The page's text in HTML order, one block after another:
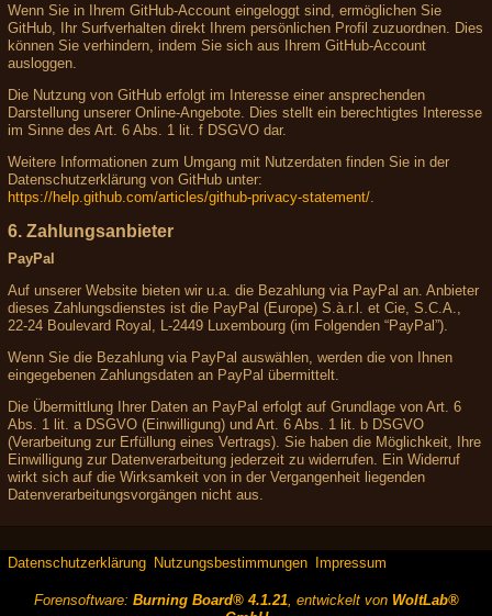
Wenn Sie in Ihrem GitHub-Account eingeloggt sind, ermöglichen Sie
GitHub, Ihr Surfverhalten direkt Ihrem persönlichen Profil zuzuordnen. Dies
können Sie verhindern, indem Sie sich aus Ihrem GitHub-Account
ausloggen.
Die Nutzung von GitHub erfolgt im Interesse einer ansprechenden
Darstellung unserer Online-Angebote. Dies stellt ein berechtigtes Interesse
im Sinne des Art. 6 Abs. 1 lit. f DSGVO dar.
Weitere Informationen zum Umgang mit Nutzerdaten finden Sie in der
Datenschutzerklärung von GitHub unter:
https://help.github.com/articles/github-privacy-statement/
6. Zahlungsanbieter
PayPal
Auf unserer Website bieten wir u.a. die Bezahlung via PayPal an. Anbieter
dieses Zahlungsdienstes ist die PayPal (Europe) S.à.r.l. et Cie, S.C.A.,
22-24 Boulevard Royal, L-2449 Luxembourg (im Folgenden “PayPal”).
Wenn Sie die Bezahlung via PayPal auswählen, werden die von Ihnen
eingegebenen Zahlungsdaten an PayPal übermittelt.
Die Übermittlung Ihrer Daten an PayPal erfolgt auf Grundlage von Art. 6
Abs. 1 lit. a DSGVO (Einwilligung) und Art. 6 Abs. 1 lit. b DSGVO
(Verarbeitung zur Erfüllung eines Vertrags). Sie haben die Möglichkeit, Ihre
Einwilligung zur Datenverarbeitung jederzeit zu widerrufen. Ein Widerruf
wirkt sich auf die Wirksamkeit von in der Vergangenheit liegenden
Datenverarbeitungsvorgängen nicht aus.
Datenschutzerklärung Nutzungsbestimmungen Impressum
Forensoftware: Burning Board® 4.1.21, entwickelt von WoltLab®